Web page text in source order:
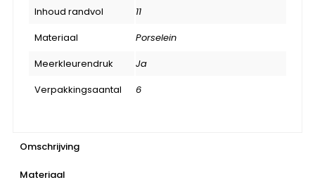
Inhoud randvol
11
Materiaal
Porselein
Meerkleurendruk
Ja
Verpakkingsaantal
6
Omschrijving
Materiaal